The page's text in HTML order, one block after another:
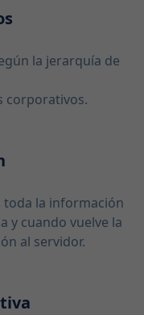
la jerarquía de
corporativos.
toda la información
y cuando vuelve la
al servidor.